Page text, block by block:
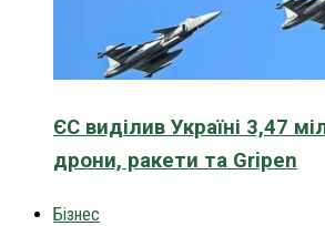
ЄС виділив Україні 3,47
дрони, ракети та Gripen
Бізнес